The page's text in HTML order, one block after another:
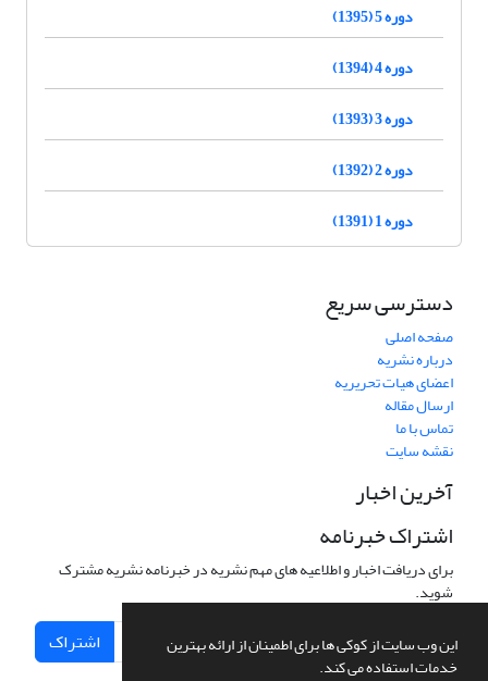
این وب سایت از کوکی ها برای اطمینان از ارائه بهترین
خدمات استفاده می کند.
دوره 5 (1395)
دوره 4 (1394)
دوره 3 (1393)
دوره 2 (1392)
دوره 1 (1391)
دسترسی سریع
صفحه اصلی
درباره نشریه
اعضای هیات تحریریه
ارسال مقاله
تماس با ما
نقشه سایت
آخرین اخبار
اشتراک خبرنامه
برای دریافت اخبار و اطلاعیه های مهم نشریه در خبرنامه نشریه مشترک
شوید.
اشتراک